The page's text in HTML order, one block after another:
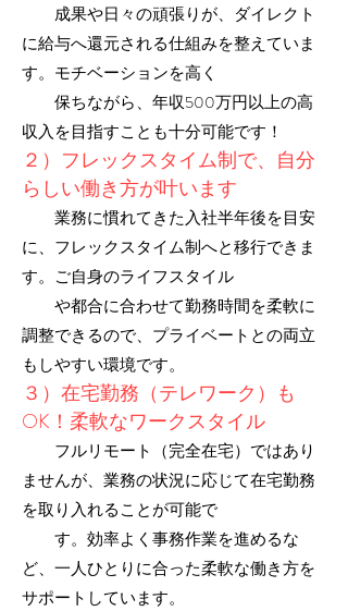
成果や日々の頑張りが、ダイレクト
に給与へ還元される仕組みを整えていま
す。モチベーションを高く
保ちながら、年収500万円以上の高
収入を目指すことも十分可能です！
２）フレックスタイム制で、自分
らしい働き方が叶います
業務に慣れてきた入社半年後を目安
に、フレックスタイム制へと移行できま
す。ご自身のライフスタイル
や都合に合わせて勤務時間を柔軟に
調整できるので、プライベートとの両立
もしやすい環境です。
３）在宅勤務（テレワーク）も
OK！柔軟なワークスタイル
フルリモート（完全在宅）ではあり
ませんが、業務の状況に応じて在宅勤務
を取り入れることが可能で
す。効率よく事務作業を進めるな
ど、一人ひとりに合った柔軟な働き方を
サポートしています。